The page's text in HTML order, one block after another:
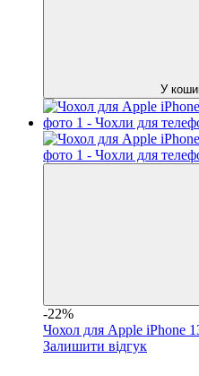
У
-22%
Чохол для Apple iPhone
Залишити відгук